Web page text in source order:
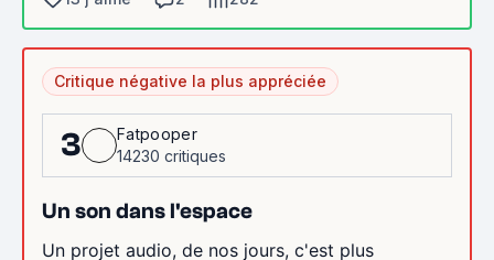
Critique négative la plus appréciée
3
Fatpooper
14230 critiques
Un son dans l'espace
Un projet audio, de nos jours, c'est plus